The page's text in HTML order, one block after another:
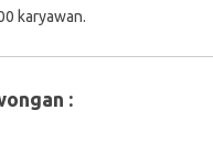
karyawan.
: